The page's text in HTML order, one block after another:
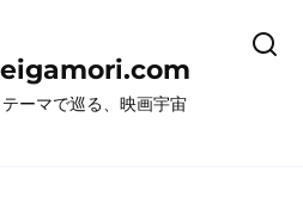
eigamori.com
テーマで巡る、映画宇宙